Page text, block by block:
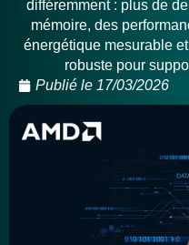
différemment : plus de
mémoire, des
énergétique mesurable
robuste pour
Publié le 17/03/2026